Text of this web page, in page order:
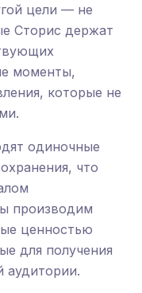
цели — не
Сторис держат
моменты,
которые не
одиночные
что
производим
ценностью
для получения
аудитории.